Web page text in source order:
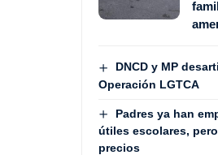
DNCD y MP
Operación LGTCA
Padres ya han
útiles escolares,
precios